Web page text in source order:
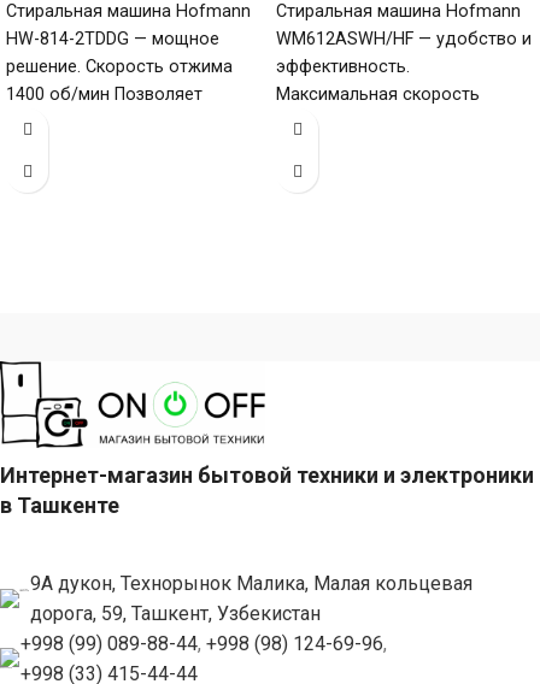
Стиральная машина Hofmann
HW-814-2TDDG — мощное
решение. Скорость отжима
1400 об/мин Позволяет
быстро и качественно
Стиральная машина Hofmann
WM612ASWH/HF — удобство и
эффективность.
Максимальная скорость
отжима 1200 об/мин
удаление влаги из белья,
Интернет-магазин бытовой техники и электроники
в Ташкенте
9А дукон, Технорынок Малика, Малая кольцевая
дорога, 59, Ташкент, Узбекистан
+998 (99) 089-88-44, +998 (98) 124-69-96,
+998 (33) 415-44-44